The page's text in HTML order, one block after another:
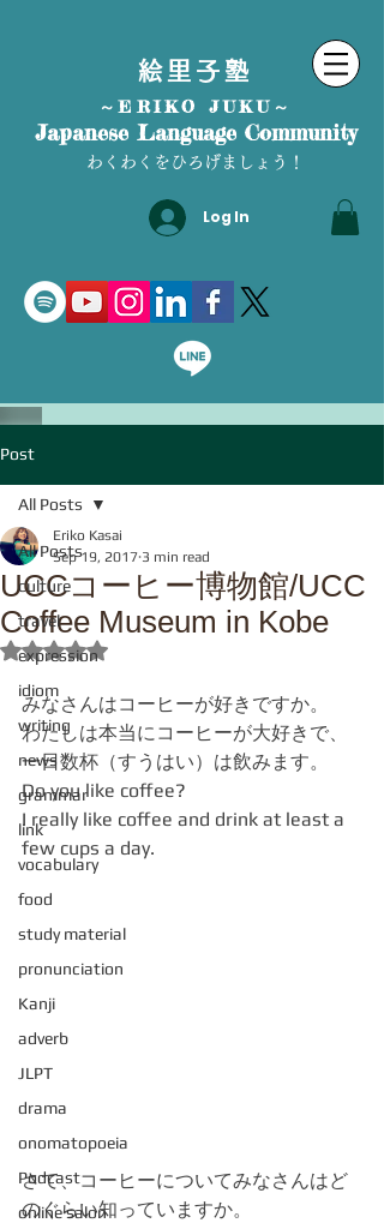
絵里子塾
～ERIKO JUKU～
Japanese Language Community
わくわくをひろげましょう！
Log In
Post
All Posts
culture
travel
expression
idiom
writing
news
grammar
link
vocabulary
food
study material
pronunciation
Kanji
adverb
JLPT
drama
onomatopoeia
Podcast
online salon
All Posts
UCCコーヒー博物館/UCC
Coffee Museum in Kobe
Eriko Kasai
Sep 19, 2017 3 min read
Rated NaN out of 5 stars.
みなさんはコーヒーが好きですか。
わたしは本当にコーヒーが大好きで、
一日数杯（すうはい）は飲みます。
Do you like coffee?
I really like coffee and drink at least a
few cups a day.
さて、コーヒーについてみなさんはど
のぐらい知っていますか。